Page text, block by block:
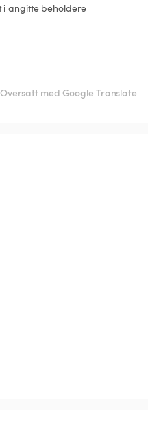
Oversatt med Google Translate